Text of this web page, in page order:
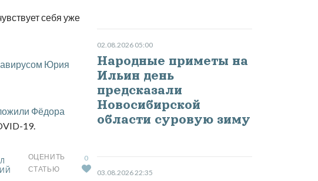
себя уже
Юрия
Фёдора
19.
ОЦЕНИТЬ
СТАТЬЮ
0
02.08.2026 05:00
Народные приметы на
Ильин день
предсказали
Новосибирской
области суровую зиму
03.08.2026 22:35